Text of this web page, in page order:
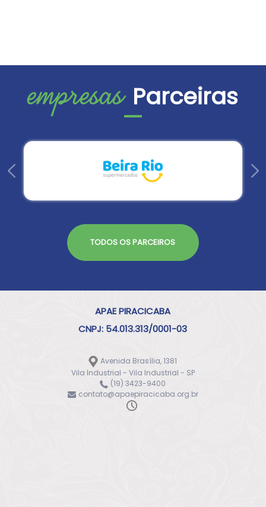
empresas Parceiras
TODOS OS PARCEIROS
APAE PIRACICABA
CNPJ: 54.013.313/0001-03
Avenida Brasília, 1381
Vila Industrial - Vila Industrial - SP
(19) 3423-9400
contato@apaepiracicaba.org.br